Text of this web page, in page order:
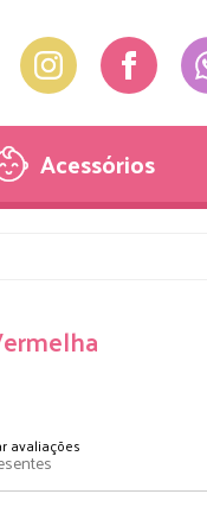
Acessórios
Acessórios
avaliações